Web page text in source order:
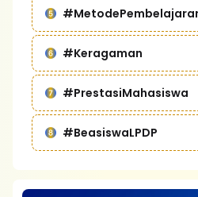
#Keragaman
#PrestasiMahasiswa
#BeasiswaLPDP